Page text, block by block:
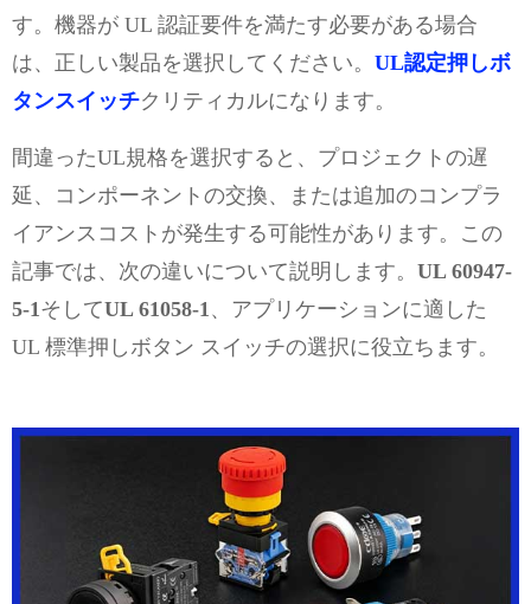
す。機器が UL 認証要件を満たす必要がある場合
は、正しい製品を選択してください。 UL認定押しボ
タンスイッチクリティカルになります。
間違ったUL規格を選択すると、プロジェクトの遅
延、コンポーネントの交換、または追加のコンプラ
イアンスコストが発生する可能性があります。この
記事では、次の違いについて説明します。 UL 60947-
5-1そしてUL 61058-1、アプリケーションに適した
UL 標準押しボタン スイッチの選択に役立ちます。